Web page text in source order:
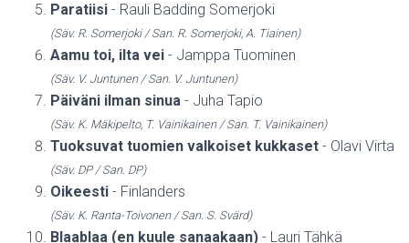
Paratiisi - Rauli Badding Somerjoki
(Säv. R. Somerjoki / San. R. Somerjoki, A. Tiainen)
Aamu toi, ilta vei - Jamppa Tuominen
(Säv. V. Juntunen / San. V. Juntunen)
Päiväni ilman sinua - Juha Tapio
(Säv. K. Mäkipelto, T. Vainikainen / San. T. Vainikainen)
Tuoksuvat tuomien valkoiset kukkaset - Olavi Virta
(Säv. DP / San. DP)
Oikeesti - Finlanders
(Säv. K. Ranta-Toivonen / San. S. Svärd)
Blaablaa (en kuule sanaakaan) - Lauri Tähkä